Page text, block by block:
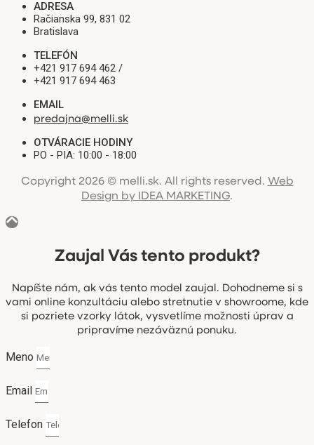
ADRESA
Račianska 99, 831 02
Bratislava
TELEFÓN
+421 917 694 462 /
+421 917 694 463
EMAIL
predajna@melli.sk
OTVÁRACIE HODINY
PO - PIA: 10:00 - 18:00
Copyright 2026 © melli.sk. All rights reserved. Web
Design by IDEA MARKETING.
Zaujal Vás tento produkt?
Napíšte nám, ak vás tento model zaujal. Dohodneme si s
vami online konzultáciu alebo stretnutie v showroome, kde
si pozriete vzorky látok, vysvetlíme možnosti úprav a
pripravíme nezáväznú ponuku.
Meno
Email
Telefon